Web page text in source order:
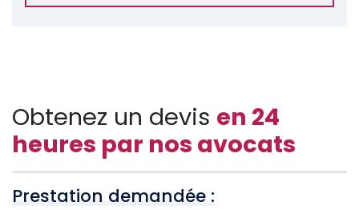
Obtenez un devis en 24
heures par nos avocats
Prestation demandée :